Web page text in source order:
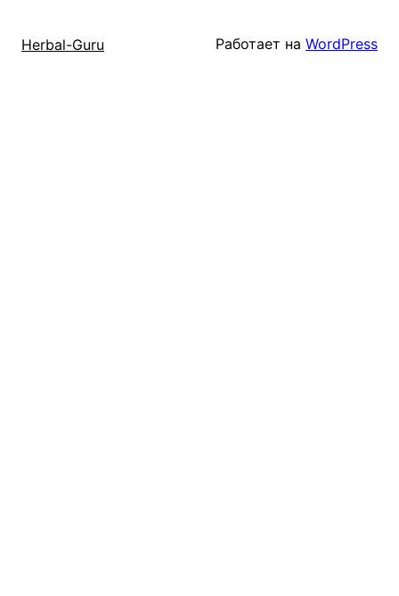
Herbal-Guru Работает на WordPress